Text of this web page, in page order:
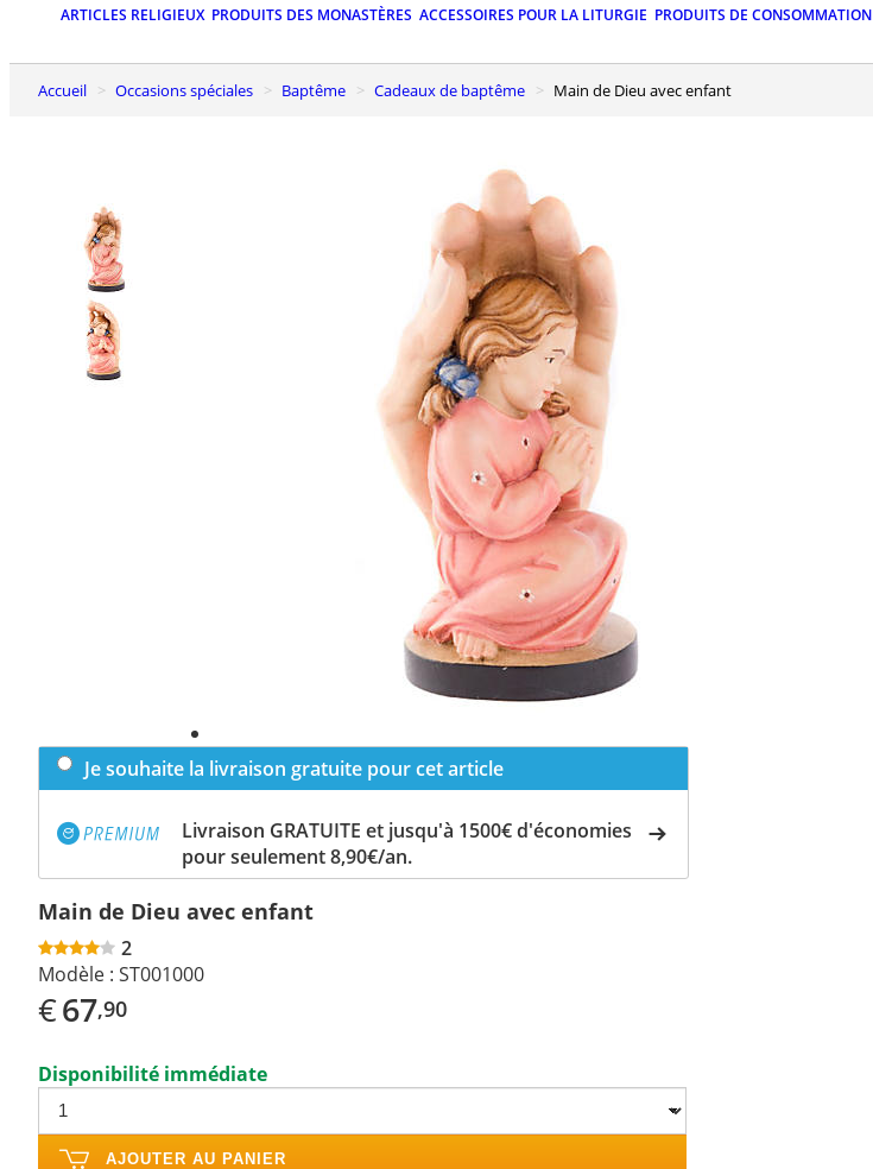
ARTICLES RELIGIEUX PRODUITS DES MONASTÈRES ACCESSOIRES POUR LA LITURGIE PRODUITS DE CONSOMMATION
Accueil Occasions spéciales Baptême Cadeaux de baptême Main de Dieu avec enfant
Je souhaite la livraison gratuite pour cet article
Livraison GRATUITE et jusqu'à 1500€ d'économies
pour seulement 8,90€/an.
Main de Dieu avec enfant
2
Modèle : ST001000
€67,90
Disponibilité immédiate
AJOUTER AU PANIER